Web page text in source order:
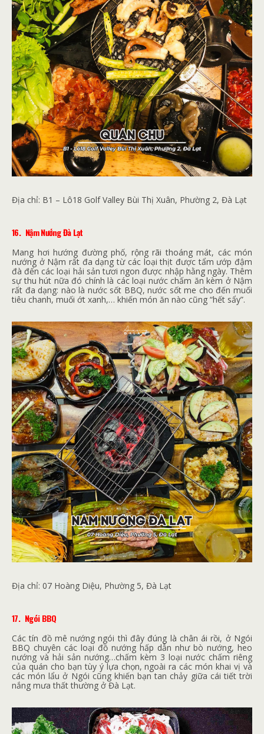
Địa chỉ: B1 – Lô18 Golf Valley Bùi Thị Xuân, Phường 2, Đà Lạt
16. Nậm Nướng Đà Lạt
Mang hơi hướng đường phố, rộng rãi thoáng mát, các món
nướng ở Nậm rất đa dạng từ các loại thịt được tẩm ướp đậm
đà đến các loại hải sản tươi ngon được nhập hằng ngày. Thêm
sự thu hút nữa đó chính là các loại nước chấm ăn kèm ở Nậm
rất đa dạng: nào là nước sốt BBQ, nước sốt me cho đến muối
tiêu chanh, muối ớt xanh,… khiến món ăn nào cũng “hết sẩy”.
Địa chỉ: 07 Hoàng Diệu, Phường 5, Đà Lạt
17. Ngói BBQ
Các tín đồ mê nướng ngói thì đây đúng là chân ái rồi, ở Ngói
BBQ chuyên các loại đồ nướng hấp dẫn như bò nướng, heo
nướng và hải sản nướng…chấm kèm 3 loại nước chấm riêng
của quán cho bạn tùy ý lựa chọn, ngoài ra các món khai vị và
các món lẩu ở Ngói cũng khiến bạn tan chảy giữa cái tiết trời
nắng mưa thất thường ở Đà Lạt.